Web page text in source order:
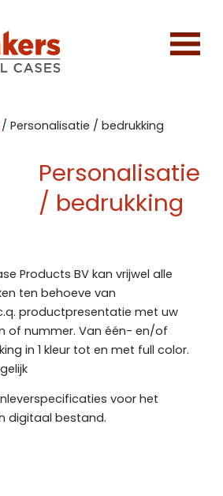
/Personalisatie / bedrukking
Personalisatie
/ bedrukking
Products BV kan vrijwel alle
ten behoeve van
productpresentatie met uw
of nummer. Van één- en/of
in 1 kleur tot en met full color.
voor het
digitaal bestand.